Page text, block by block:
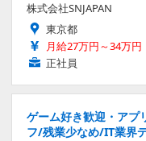
株式会社SNJAPAN
東京都
月給27万円～34万円
正社員
ゲーム好き歓迎・アプ
フ/残業少なめ/IT業界